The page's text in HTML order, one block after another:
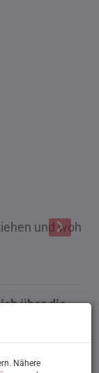
über die
Nähere